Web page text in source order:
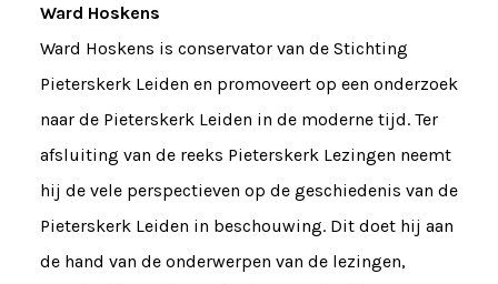
Ward Hoskens
Ward Hoskens is conservator van de Stichting
Pieterskerk Leiden en promoveert op een onderzoek
naar de Pieterskerk Leiden in de moderne tijd. Ter
afsluiting van de reeks Pieterskerk Lezingen neemt
hij de vele perspectieven op de geschiedenis van de
Pieterskerk Leiden in beschouwing. Dit doet hij aan
de hand van de onderwerpen van de lezingen,